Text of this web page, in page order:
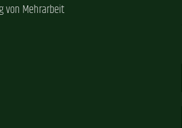
von Mehrarbeit